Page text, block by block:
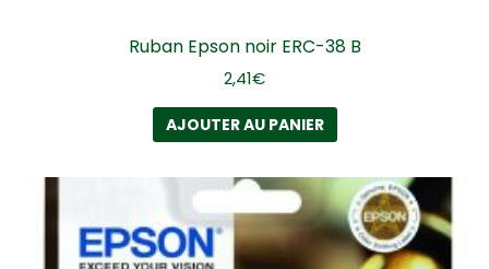
Ruban Epson noir ERC-38 B
2,41€
AJOUTER AU PANIER